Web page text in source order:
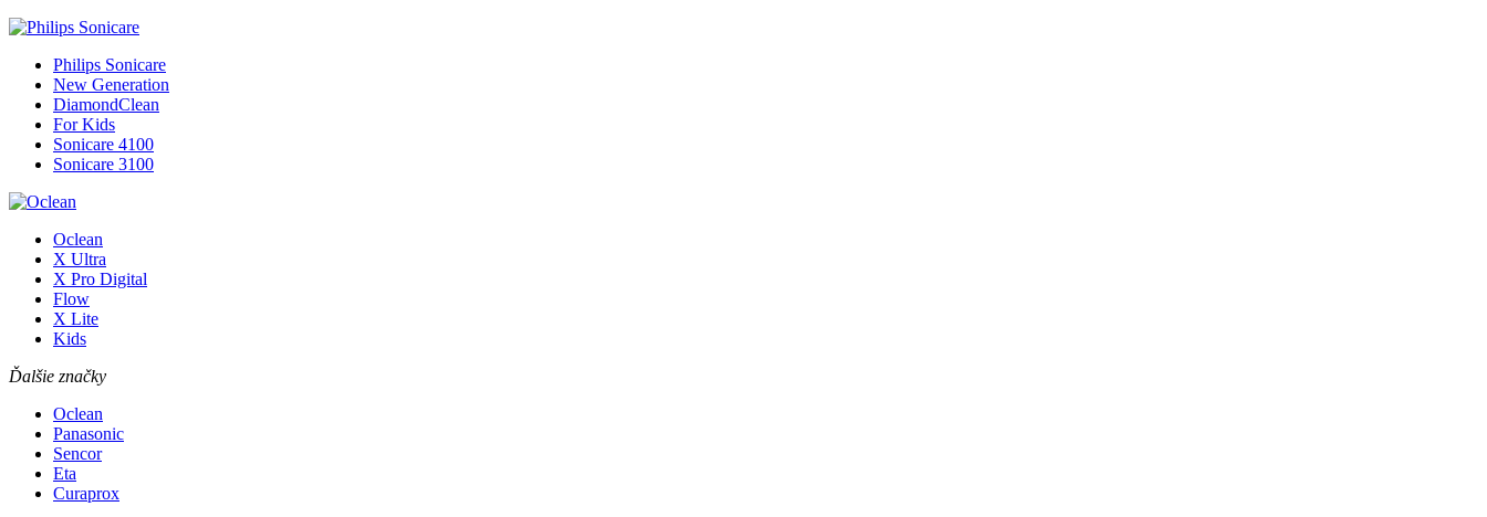
Philips Sonicare
New Generation
DiamondClean
For Kids
Sonicare 4100
Sonicare 3100
Oclean
X Ultra
X Pro Digital
Flow
X Lite
Kids
Ďalšie značky
Oclean
Panasonic
Sencor
Eta
Curaprox